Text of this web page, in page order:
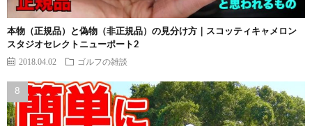
本物（正規品）と偽物（非正規品）の見分け方｜スコッティキャメロン
スタジオセレクトニューポート2
2018.04.02 ゴルフの雑談